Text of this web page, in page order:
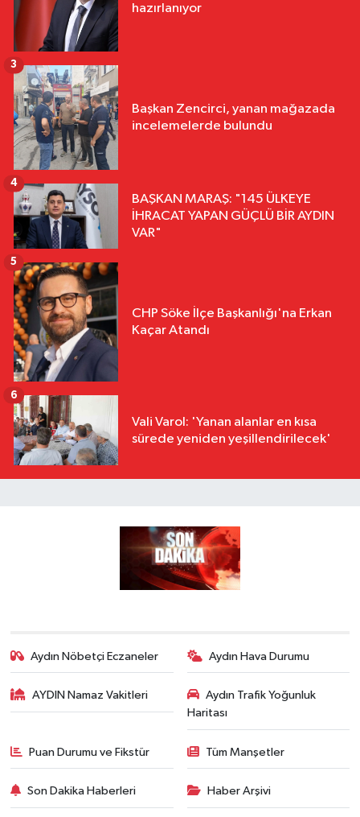
hazırlanıyor
Başkan Zencirci, yanan mağazada
incelemelerde bulundu
3
BAŞKAN MARAŞ: "145 ÜLKEYE
İHRACAT YAPAN GÜÇLÜ BİR AYDIN
VAR"
4
CHP Söke İlçe Başkanlığı'na Erkan
Kaçar Atandı
5
Vali Varol: 'Yanan alanlar en kısa
sürede yeniden yeşillendirilecek'
6
Aydın Nöbetçi Eczaneler Aydın Hava Durumu
AYDIN Namaz Vakitleri
Aydın Trafik Yoğunluk
Haritası
Puan Durumu ve Fikstür Tüm Manşetler
Son Dakika Haberleri Haber Arşivi